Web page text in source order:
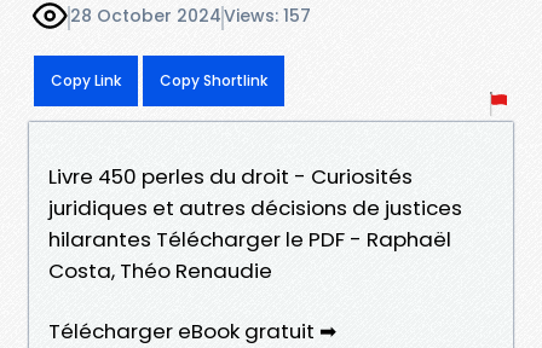
28 October 2024Views: 157
Copy Link Copy Shortlink
Livre 450 perles du droit - Curiosités
juridiques et autres décisions de justices
hilarantes Télécharger le PDF - Raphaël
Costa, Théo Renaudie
Télécharger eBook gratuit ➡